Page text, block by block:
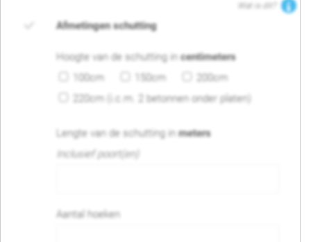
Wat is dit?
Afmetingen schutting
Hoogte van de schutting incentimeters
100cm
150cm
200cm
220cm (i.c.m. 2 betonnen onder platen)
Lengte van de schutting inmeters
Inclusief poort(en)
Aantal hoeken